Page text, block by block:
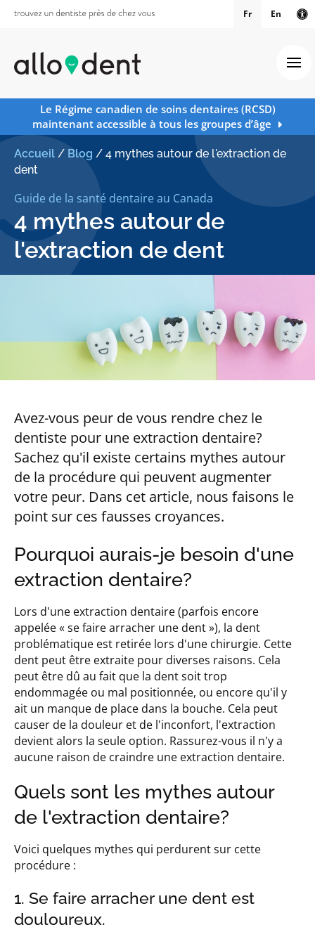
Fr En
Le Régime canadien de soins dentaires (RCSD)
maintenant accessible à tous les groupes d’âge
Accueil / Blog / 4 mythes autour de l'extraction de
dent
Guide de la santé dentaire au Canada
4 mythes autour de
l'extraction de dent
Avez-vous peur de vous rendre chez le
dentiste pour une extraction dentaire?
Sachez qu'il existe certains mythes autour
de la procédure qui peuvent augmenter
votre peur. Dans cet article, nous faisons le
point sur ces fausses croyances.
Pourquoi aurais-je besoin d'une
extraction dentaire?
Lors d'une extraction dentaire (parfois encore
appelée « se faire arracher une dent »), la dent
problématique est retirée lors d'une chirurgie. Cette
dent peut être extraite pour diverses raisons. Cela
peut être dû au fait que la dent soit trop
endommagée ou mal positionnée, ou encore qu'il y
ait un manque de place dans la bouche. Cela peut
causer de la douleur et de l'inconfort, l'extraction
devient alors la seule option. Rassurez-vous il n'y a
aucune raison de craindre une extraction dentaire.
Quels sont les mythes autour
de l'extraction dentaire?
Voici quelques mythes qui perdurent sur cette
procédure :
1. Se faire arracher une dent est
douloureux.